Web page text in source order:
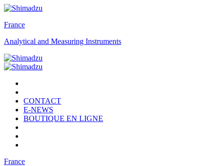
France
Analytical and Measuring Instruments
CONTACT
E-NEWS
BOUTIQUE EN LIGNE
France